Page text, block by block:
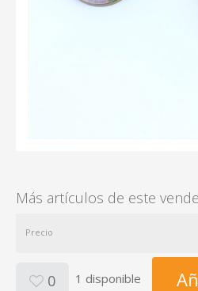
Más artículos de este
Precio
0 1 disponible